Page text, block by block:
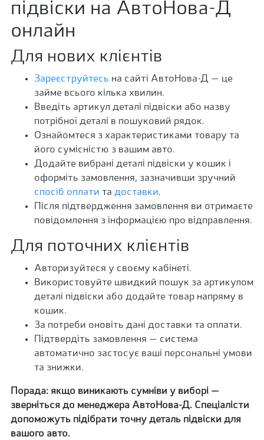
підвіски на АвтоНова-Д
онлайн
Для нових клієнтів
Зареєструйтесь на сайті АвтоНова-Д — це
займе всього кілька хвилин.
Введіть артикул деталі підвіски або назву
потрібної деталі в пошуковий рядок.
Ознайомтеся з характеристиками товару та
його сумісністю з вашим авто.
Додайте вибрані деталі підвіски у кошик і
оформіть замовлення, зазначивши зручний
спосіб оплати та доставки.
Після підтвердження замовлення ви отримаєте
повідомлення з інформацією про відправлення.
Для поточних клієнтів
Авторизуйтеся у своєму кабінеті.
Використовуйте швидкий пошук за артикулом
деталі підвіски або додайте товар напряму в
кошик.
За потреби оновіть дані доставки та оплати.
Підтвердіть замовлення — система
автоматично застосує ваші персональні умови
та знижки.
Порада: якщо виникають сумніви у виборі —
зверніться до менеджера АвтоНова-Д. Спеціалісти
допоможуть підібрати точну деталь підвіски для
вашого авто.